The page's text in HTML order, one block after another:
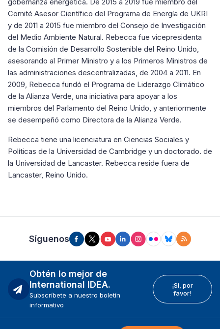
Comité Asesor Científico del Programa de Energía de UKRI
y de 2011 a 2015 fue miembro del Consejo de Investigación
del Medio Ambiente Natural. Rebecca fue vicepresidenta
de la Comisión de Desarrollo Sostenible del Reino Unido,
asesorando al Primer Ministro y a los Primeros Ministros de
las administraciones descentralizadas, de 2004 a 2011. En
2009, Rebecca fundó el Programa de Liderazgo Climático
de la Alianza Verde, una iniciativa para apoyar a los
miembros del Parlamento del Reino Unido, y anteriormente
se desempeñó como Directora de la Alianza Verde.
Rebecca tiene una licenciatura en Ciencias Sociales y
Políticas de la Universidad de Cambridge y un doctorado. de
la Universidad de Lancaster. Rebecca reside fuera de
Lancaster, Reino Unido.
Síguenos
Obtén lo mejor de
International IDEA.
Subscríbete a nuestro boletín
informativo
¡Sí, por
favor!